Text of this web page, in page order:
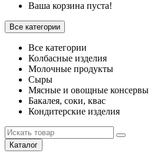
Ваша корзина пуста!
Все категории
Все категории
Колбасные изделия
Молочные продукты
Сыры
Мясные и овощные консервы
Бакалея, соки, квас
Кондитерские изделия
Каталог